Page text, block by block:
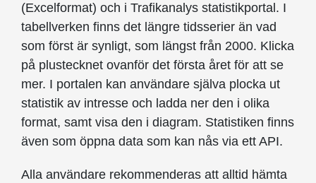
(Excelformat) och i Trafikanalys statistikportal. I
tabellverken finns det längre tidsserier än vad
som först är synligt, som längst från 2000. Klicka
på plustecknet ovanför det första året för att se
mer. I portalen kan användare själva plocka ut
statistik av intresse och ladda ner den i olika
format, samt visa den i diagram. Statistiken finns
även som öppna data som kan nås via ett API.
Alla användare rekommenderas att alltid hämta